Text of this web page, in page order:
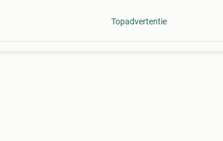
Topadvertentie